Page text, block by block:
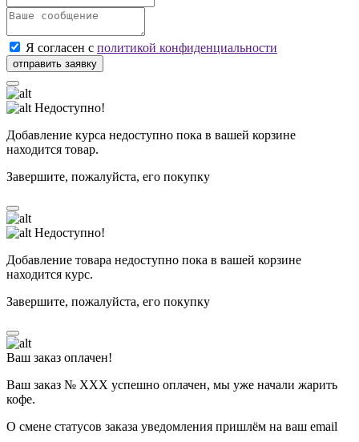
Я согласен с политикой конфиденциальности
Недоступно!
Добавление курса недоступно пока в вашей корзине
находится товар.
Завершите, пожалуйста, его покупку
Недоступно!
Добавление товара недоступно пока в вашей корзине
находится курс.
Завершите, пожалуйста, его покупку
Ваш заказ оплачен!
Ваш заказ № ХХХ успешно оплачен, мы уже начали жарить
кофе.
О смене статусов заказа уведомления пришлём на ваш email